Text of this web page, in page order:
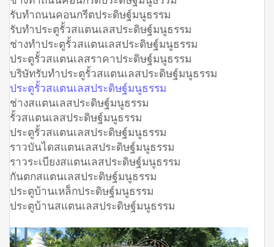
รับทำถนนคอนกรีตประดิษฐ์มนูธรรม
รับทำประตูรั้วสแตนเลสประดิษฐ์มนูธรรม
ช่างทำประตูรั้วสแตนเลสประดิษฐ์มนูธรรม
ประตูรั้วสแตนเลสราคาประดิษฐ์มนูธรรม
บริษัทรับทำประตูรั้วสแตนเลสประดิษฐ์มนูธรรม
ประตูรั้วสแตนเลสประดิษฐ์มนูธรรม
ช่างสแตนเลสประดิษฐ์มนูธรรม
รั้วสแตนเลสประดิษฐ์มนูธรรม
ประตูรั้วสแตนเลสประดิษฐ์มนูธรรม
ราวบันไดสแตนเลสประดิษฐ์มนูธรรม
ราวระเบียงสแตนเลสประดิษฐ์มนูธรรม
กันตกสแตนเลสประดิษฐ์มนูธรรม
ประตูบ้านเหล็กประดิษฐ์มนูธรรม
ประตูบ้านสแตนเลสประดิษฐ์มนูธรรม